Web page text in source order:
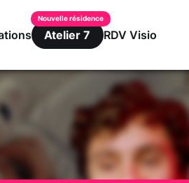
Atelier 7 RDV Visio